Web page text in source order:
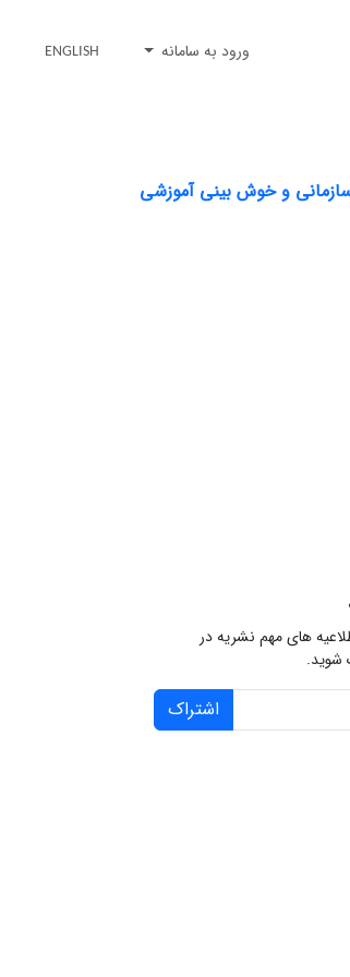
ورود به سامانه ENGLISH
و خوش بینی آموزشی
های مهم نشریه در
شوید.
اشتراک